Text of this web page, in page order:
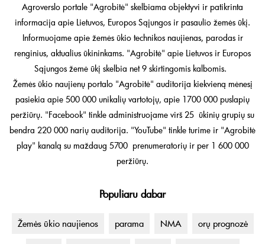
Agroverslo portale "Agrobitė" skelbiama objektyvi ir patikrinta
informacija apie Lietuvos, Europos Sąjungos ir pasaulio žemės ūkį.
Informuojame apie žemės ūkio technikos naujienas, parodas ir
renginius, aktualius ūkininkams. "Agrobitė" apie Lietuvos ir Europos
Sąjungos žemė ūkį skelbia net 9 skirtingomis kalbomis.
Žemės ūkio naujienų portalo "Agrobitė" auditorija kiekvieną mėnesį
pasiekia apie 500 000 unikalių vartotojų, apie 1700 000 puslapių
peržiūrų. "Facebook" tinkle administruojame virš 25 ūkinių grupių su
bendra 220 000 narių auditorija. "YouTube" tinkle turime ir "Agrobitė
play" kanalą su maždaug 5700 prenumeratorių ir per 1 600 000
peržiūrų.
Populiaru dabar
Žemės ūkio naujienos parama NMA orų prognozė